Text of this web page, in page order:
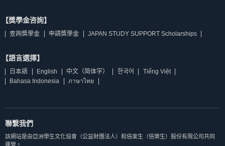
【獎學金咨詢】
查詢獎學金 申請獎學金 JAPAN STUDY SUPPORT Scholarships
【語言選擇】
日本語 English 中文（简体字） 한국어
Tiếng Việt
Bahasa Indonesia
ภาษาไทย
聯繫我們
該網站是由亞洲學生文化協會（公益財團法人）和倍楽生（倍樂生）股份有限公司共同
運營。